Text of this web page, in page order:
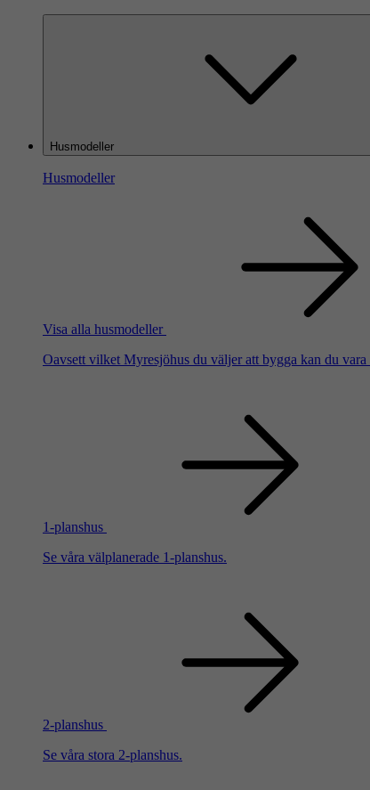
Husmodeller
Husmodeller
Visa alla husmodeller
Oavsett vilket Myresjöhus du väljer att bygga kan du
1-planshus
Se våra välplanerade 1-planshus.
2-planshus
Se våra stora 2-planshus.